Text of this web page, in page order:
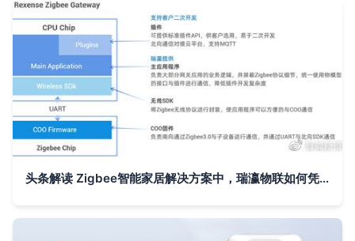
头条解读 Zigbee智能家居解决方案中，瑞瀛物联如何凭借PCBA方案板成为赢家？